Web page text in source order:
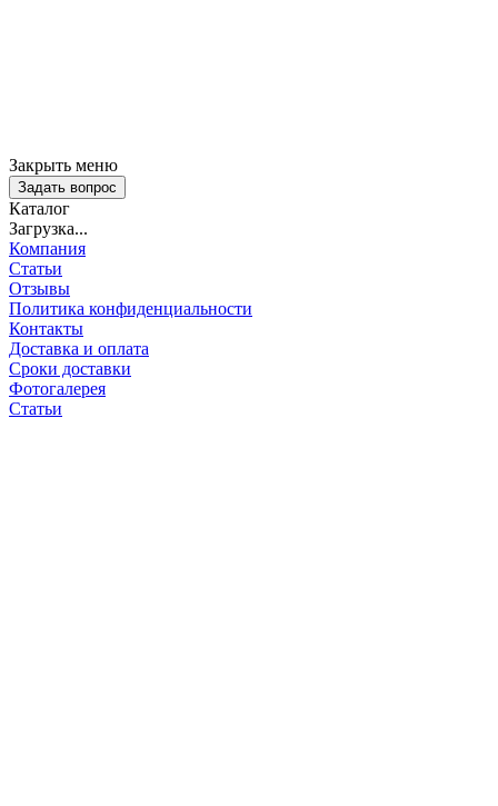
Закрыть меню
Задать вопрос
Каталог
Загрузка...
Компания
Статьи
Отзывы
Политика конфиденциальности
Контакты
Доставка и оплата
Сроки доставки
Фотогалерея
Статьи